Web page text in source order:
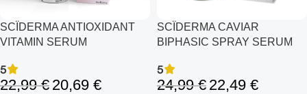
SCÏDERMA ANTIOXIDANT
VITAMIN SERUM
5
22,99€ 20,69 €
SCÏDERMA CAVIAR
BIPHASIC SPRAY SERUM
5
24,99€ 22,49 €